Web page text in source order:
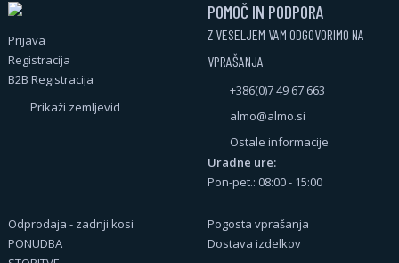
Prijava
Registracija
B2B Registracija
Prikaži zemljevid
POMOČ IN PODPORA
Z VESELJEM VAM ODGOVORIMO NA
VPRAŠANJA
+386(0)7 49 67 663
almo@almo.si
Ostale informacije
Uradne ure:
Pon-pet.: 08:00 - 15:00
Odprodaja - zadnji kosi
PONUDBA
Pogosta vprašanja
Dostava izdelkov